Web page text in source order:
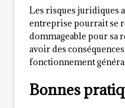
Les risques juridiques
entreprise pourrait se
dommageable pour sa
avoir des
fonctionnement
Bonnes